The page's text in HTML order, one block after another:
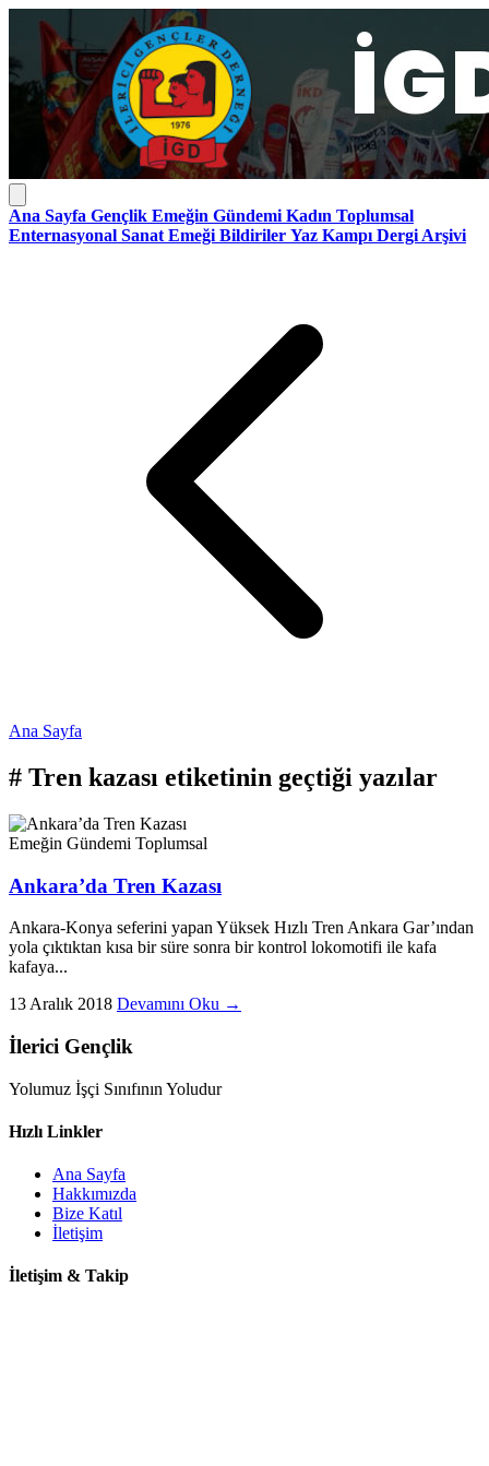
Ana Sayfa Gençlik Emeğin Gündemi Kadın Toplumsal
Enternasyonal Sanat Emeği Bildiriler Yaz Kampı Dergi Arşivi
Ana Sayfa
# Tren kazası etiketinin geçtiği yazılar
Emeğin Gündemi Toplumsal
Ankara’da Tren Kazası
Ankara-Konya seferini yapan Yüksek Hızlı Tren Ankara Gar’ından
yola çıktıktan kısa bir süre sonra bir kontrol lokomotifi ile kafa
kafaya...
13 Aralık 2018 Devamını Oku →
İlerici Gençlik
Yolumuz İşçi Sınıfının Yoludur
Hızlı Linkler
Ana Sayfa
Hakkımızda
Bize Katıl
İletişim
İletişim & Takip